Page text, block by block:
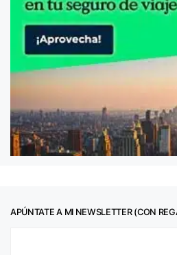
APÚNTATE A MI NEWSLETTER (CON